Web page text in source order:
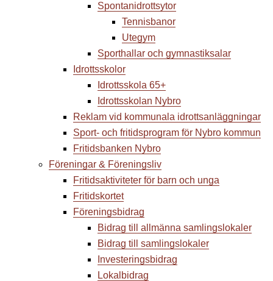
Spontanidrottsytor
Tennisbanor
Utegym
Sporthallar och gymnastiksalar
Idrottsskolor
Idrottsskola 65+
Idrottsskolan Nybro
Reklam vid kommunala idrottsanläggningar
Sport- och fritidsprogram för Nybro kommun
Fritidsbanken Nybro
Föreningar & Föreningsliv
Fritidsaktiviteter för barn och unga
Fritidskortet
Föreningsbidrag
Bidrag till allmänna samlingslokaler
Bidrag till samlingslokaler
Investeringsbidrag
Lokalbidrag